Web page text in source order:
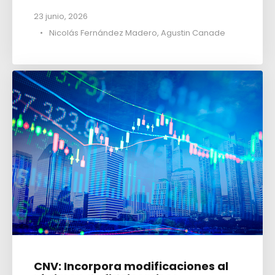
23 junio, 2026
•
Nicolás Fernández Madero, Agustin Canade
CNV: Incorpora modificaciones al